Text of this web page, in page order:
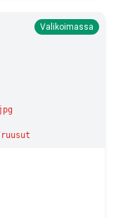
Valikoimassa